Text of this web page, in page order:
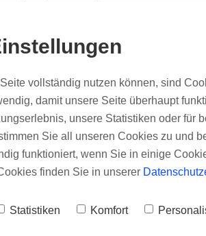
an der Terrassentür seiner Mietwohnung
Als Begründung führte das Gericht an,
sei. Beanspruche dieses, wie im
müsse der Tierhalter für eine beschädigte
sich die Entschädigungssumme bei
dass sie außerhalb bestimmter
mehrere teure Armbanduhren im Wert von
35.000 Euro und betonte, dabei
Frankfurt (Aktenzeichen 7 U 119/16)
vollständig nutzen können, sind
damit unsere Seite überhaupt
unsere Statistiken oder für
Sie all unseren Cookies zu und
funktioniert, wenn Sie in einige
finden Sie in unserer
Statistiken Komfort